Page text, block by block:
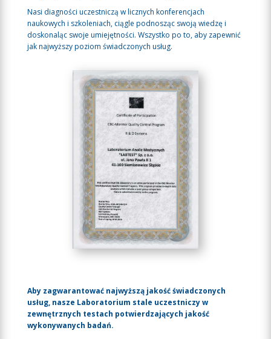
Nasi diagności uczestniczą w licznych konferencjach
naukowych i szkoleniach, ciągle podnosząc swoją wiedzę i
doskonaląc swoje umiejętności. Wszystko po to, aby zapewnić
jak najwyższy poziom świadczonych usług.
Aby zagwarantować najwyższą jakość świadczonych
usług, nasze Laboratorium stale uczestniczy w
zewnętrznych testach potwierdzających jakość
wykonywanych badań.